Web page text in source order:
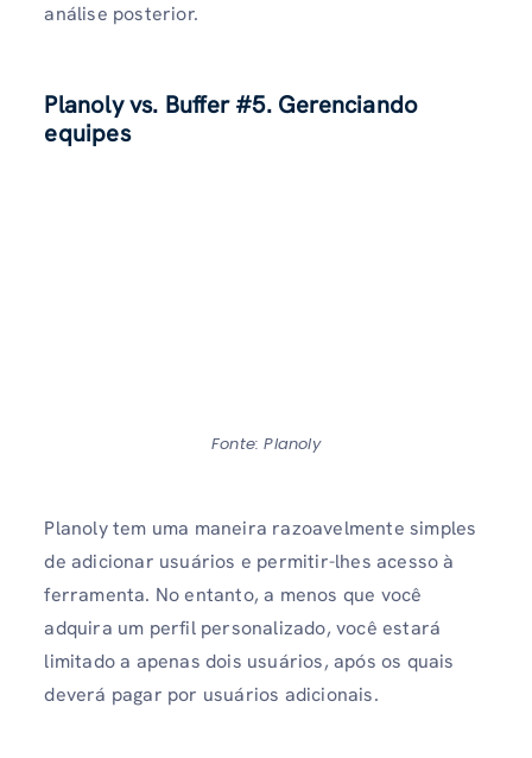
análise posterior.
Planoly vs. Buffer#5. Gerenciando
equipes
Fonte: Planoly
Planoly tem uma maneira razoavelmente simples
de adicionar usuários e permitir-lhes acesso à
ferramenta. No entanto, a menos que você
adquira um perfil personalizado, você estará
limitado a apenas dois usuários, após os quais
deverá pagar por usuários adicionais.